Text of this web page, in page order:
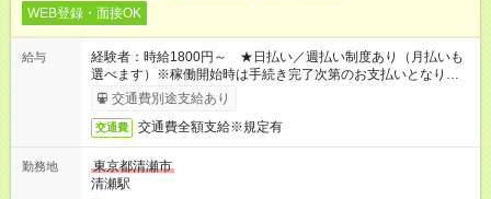
WEB登録・面接OK
給与
経験者：時給1800円～ ★日払い／週払い制度あり（月払いも
選べます）※稼働開始時は手続き完了次第のお支払いとなりま
す。交通費別途支給あり
交通費 交通費全額支給※規定有
勤務地
東京都清瀬市
清瀬駅